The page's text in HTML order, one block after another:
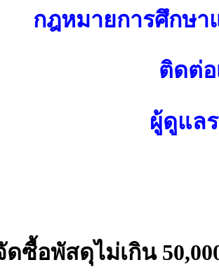
กฎหมายการศึกษ
ติดต่อ
ผู้ดูแล
ซื้อพัสดุไม่เกิน